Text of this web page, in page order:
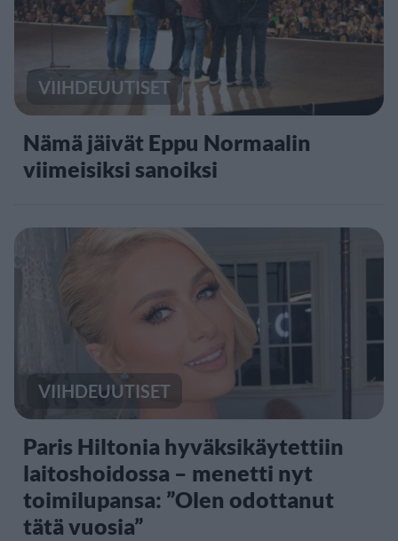
VIIHDEUUTISET
Nämä jäivät Eppu Normaalin
viimeisiksi sanoiksi
VIIHDEUUTISET
Paris Hiltonia hyväksikäytettiin
laitoshoidossa – menetti nyt
toimilupansa: ”Olen odottanut
tätä vuosia”